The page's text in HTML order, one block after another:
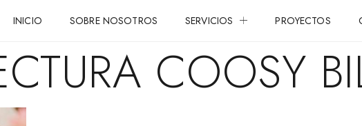
INICIO SOBRE NOSOTROS SERVICIOS PROYECTOS
COOSY